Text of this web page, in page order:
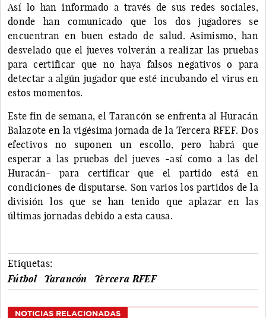
Así lo han informado a través de sus redes sociales,
donde han comunicado que los dos jugadores se
encuentran en buen estado de salud. Asimismo, han
desvelado que el jueves volverán a realizar las pruebas
para certificar que no haya falsos negativos o para
detectar a algún jugador que esté incubando el virus en
estos momentos.
Este fin de semana, el Tarancón se enfrenta al Huracán
Balazote en la vigésima jornada de la Tercera RFEF. Dos
efectivos no suponen un escollo, pero habrá que
esperar a las pruebas del jueves -así como a las del
Huracán- para certificar que el partido está en
condiciones de disputarse. Son varios los partidos de la
división los que se han tenido que aplazar en las
últimas jornadas debido a esta causa.
Etiquetas:
Fútbol
Tarancón Tercera RFEF
NOTICIAS RELACIONADAS